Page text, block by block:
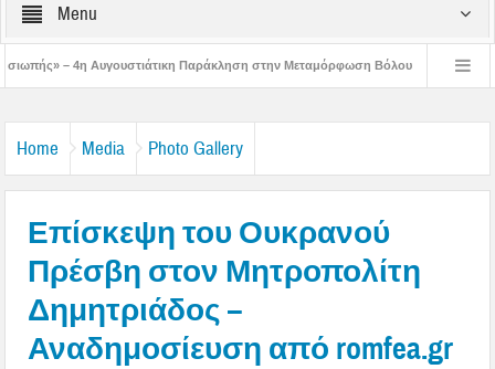
Menu
Παράκληση στην Μεταμόρφωση Βόλου Επίσκεψη του Δ/ντού της Β/
Home Media Photo Gallery
Επίσκεψη του Ουκρανού
Πρέσβη στον Μητροπολίτη
Δημητριάδος –
Αναδημοσίευση από romfea.gr